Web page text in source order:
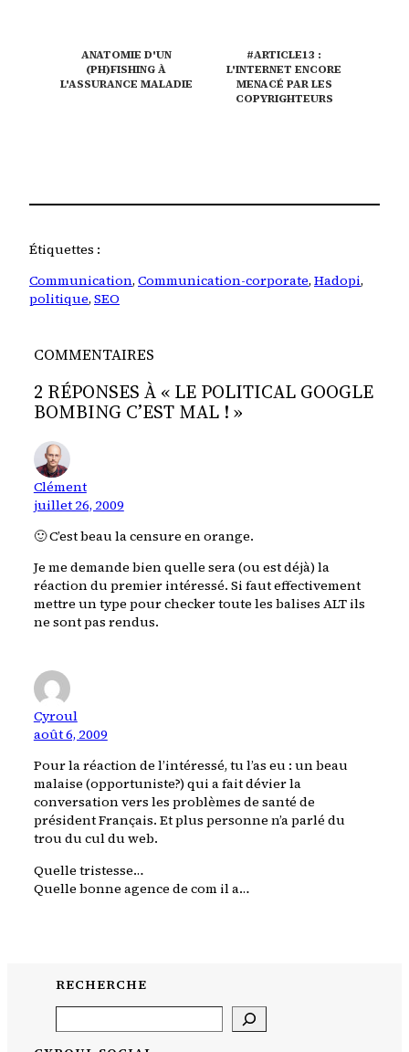
ANATOMIE D'UN
(PH)FISHING À
L'ASSURANCE MALADIE
#ARTICLE13 :
L'INTERNET ENCORE
MENACÉ PAR LES
COPYRIGHTEURS
Étiquettes :
Communication, Communication-corporate, Hadopi
politique, SEO
COMMENTAIRES
2 RÉPONSES À « LE POLITICAL GOOGLE
BOMBING C’EST MAL ! »
Clément
juillet 26, 2009
🙂 C’est beau la censure en orange.
Je me demande bien quelle sera (ou est déjà) la
réaction du premier intéressé. Si faut effectivement
mettre un type pour checker toute les balises ALT ils
ne sont pas rendus.
Cyroul
août 6, 2009
Pour la réaction de l’intéressé, tu l’as eu : un beau
malaise (opportuniste?) qui a fait dévier la
conversation vers les problèmes de santé de
président Français. Et plus personne n’a parlé du
trou du cul du web.
Quelle tristesse…
Quelle bonne agence de com il a…
RECHERCHE